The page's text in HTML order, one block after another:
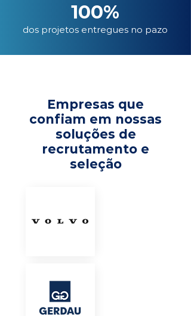
100%
dos projetos entregues no pazo
Empresas que
confiam em nossas
soluções de
recrutamento e
seleção